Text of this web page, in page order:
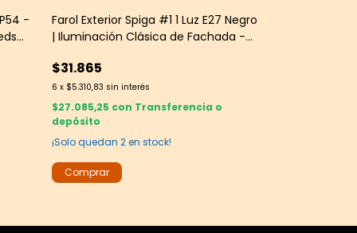
-
Farol Exterior Spiga #1 1 Luz E27 Negro
| Iluminación Clásica de Fachada -
$31.865
6 x $5.310,83 sin interés
$27.085,25 con Transferencia o
depósito
¡Solo quedan 2en stock!